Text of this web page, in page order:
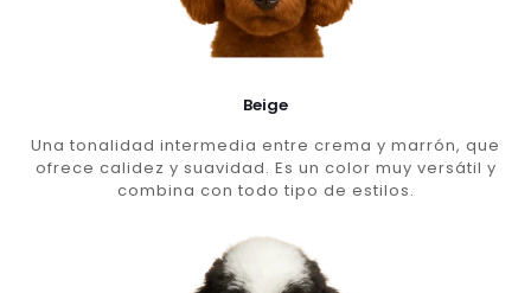
Beige
Una tonalidad intermedia entre crema y marrón, que
ofrece calidez y suavidad. Es un color muy versátil y
combina con todo tipo de estilos.